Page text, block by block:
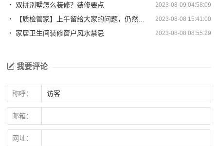
2023-08-09 04:58:09
双拼别墅怎么装修？装修要点
2023-08-08 15:41:00
【质检管家】上午留给大家的问题，仍然是水电阶段可能会存在的问...
2023-08-08 08:55:29
家居卫生间装修窗户风水禁忌
我要评论
称呼：
邮箱：
网址：